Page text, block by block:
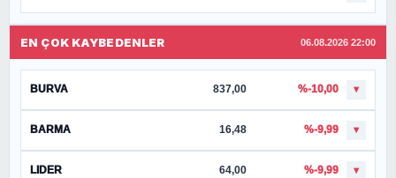
EN ÇOK KAYBEDENLER 06.08.2026 22:00
BURVA 837,00 %-10,00 ▼
BARMA 16,48 %-9,99 ▼
LIDER 64,00 %-9,99 ▼